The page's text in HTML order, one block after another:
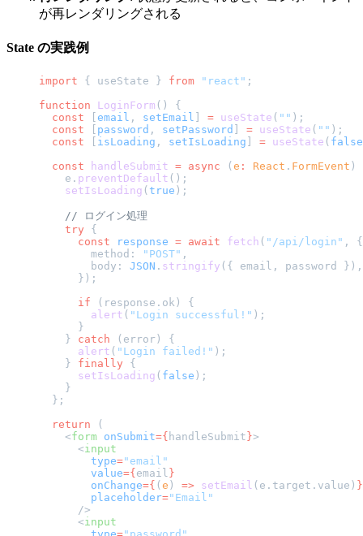
が再レンダリングされる
State の実践例
import { useState } from "react" ;
function LoginForm () {
  const
[email , setEmail ] = useState ( "" );
  const
[ password , setPassword ] = useState ( "" );
  const
[ isLoading , setIsLoading ] = useState ( false
  const
handleSubmit = async (e : React . FormEvent )
    e.
preventDefault ();
    setIsLoading
(true );
    // ログイン処理
    try
{
      const
response = await fetch ( "/api/login" , {
        method:
"POST" ,
        body:
JSON . stringify ({ email, password }),
      });
      if
(response.ok) {
        alert
( "Login successful!" );
      }
    }
catch (error) {
      alert
( "Login failed!" );
    }
finally {
      setIsLoading
( false );
    }
  };
  return
(
    <
form onSubmit={ handleSubmit}>
      <
input
        type
="email"
        value
={email }
        onChange
={ (e ) => setEmail (e.target.value) }
        placeholder
="Email"
      />
      <
input